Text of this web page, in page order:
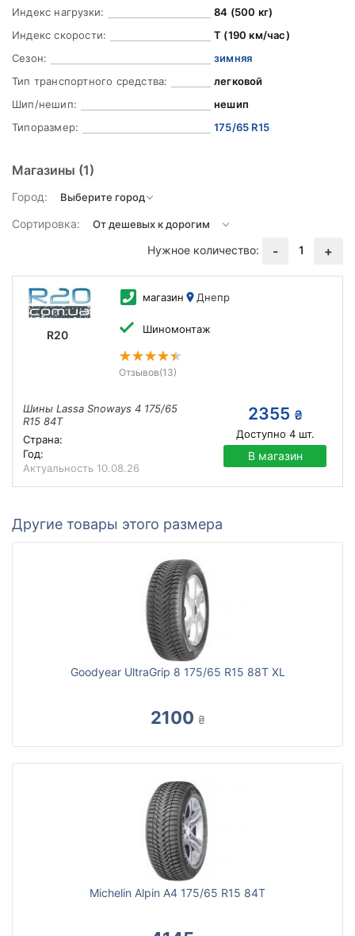
Индекс нагрузки:
84 (500 кг)
Индекс скорости:
T (190 км/час)
Сезон:
зимняя
Тип транспортного средства:
легковой
Шип/нешип:
нешип
Типоразмер:
175/65 R15
Магазины (1)
Город:
Сортировка:
Нужное количество:
- 1 +
R20
магазин Днепр
Шиномонтаж
Отзывов(13)
Шины Lassa Snoways 4 175/65
R15 84T
Страна:
Год:
Актуальность 10.08.26
2355 ₴
Доступно 4шт.
В магазин
Другие товары этого размера
Goodyear UltraGrip 8 175/65 R15 88T XL
2100 ₴
Michelin Alpin A4 175/65 R15 84T